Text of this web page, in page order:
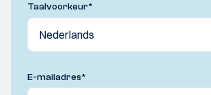
Taalvoorkeur*
E-mailadres*